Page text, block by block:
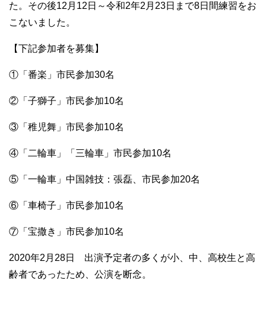
た。その後12月12日～令和2年2月23日まで8日間練習をお
こないました。
【下記参加者を募集】
①「番楽」市民参加30名
②「子獅子」市民参加10名
③「稚児舞」市民参加10名
④「二輪車」「三輪車」市民参加10名
⑤「一輪車」中国雑技：張磊、市民参加20名
⑥「車椅子」市民参加10名
⑦「宝撒き」市民参加10名
2020年2月28日 出演予定者の多くが小、中、高校生と高
齢者であったため、公演を断念。